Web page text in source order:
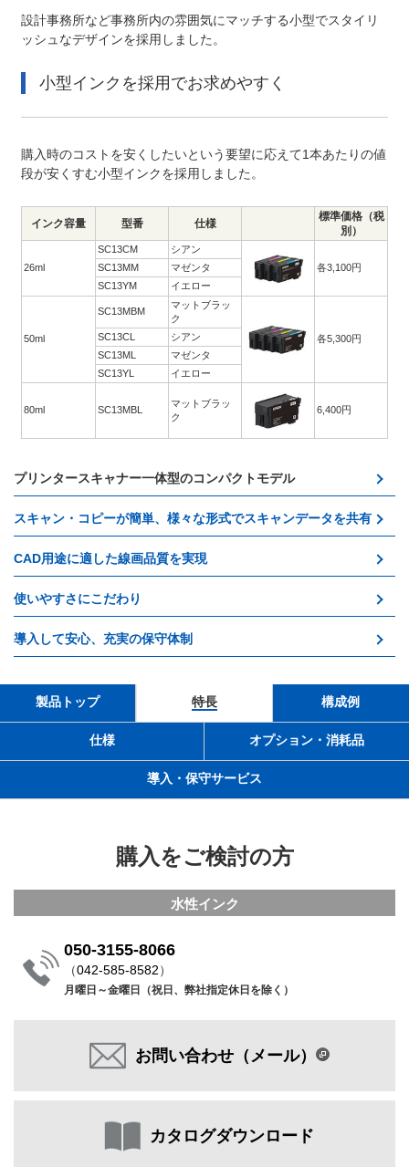
設計事務所など事務所内の雰囲気にマッチする小型でスタイリ
ッシュなデザインを採用しました。
小型インクを採用でお求めやすく
購入時のコストを安くしたいという要望に応えて1本あたりの値
段が安くすむ小型インクを採用しました。
インク容量 型番 仕様
標準価格（税
別）
26ml
SC13CM
シアン
各3,100円
SC13MM
マゼンタ
SC13YM
イエロー
50ml
SC13MBM
マットブラッ
ク
各5,300円
SC13CL
シアン
SC13ML
マゼンタ
SC13YL
イエロー
80ml SC13MBL
マットブラッ
ク
6,400円
プリンタースキャナー一体型のコンパクトモデル
スキャン・コピーが簡単、様々な形式でスキャンデータを共有
CAD用途に適した線画品質を実現
使いやすさにこだわり
導入して安心、充実の保守体制
製品トップ 特長 構成例
仕様 オプション・消耗品
導入・保守サービス
購入をご検討の方
水性インク
050-3155-8066
（042-585-8582）
月曜日～金曜日（祝日、弊社指定休日を除く）
お問い合わせ（メール）
カタログダウンロード